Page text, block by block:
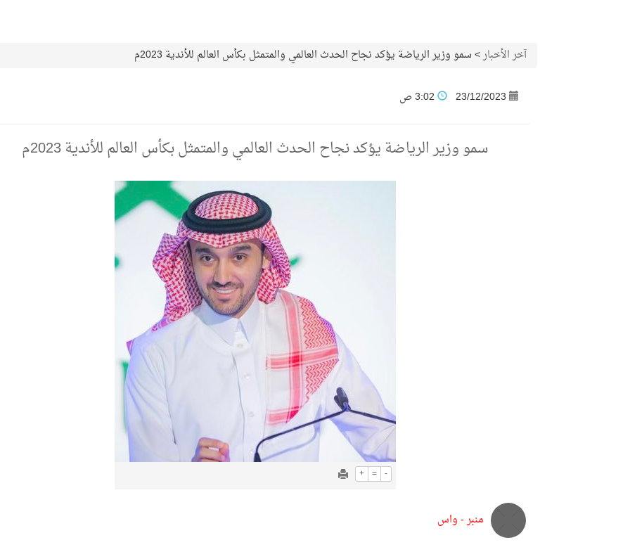
آخر الأخبار>سمو وزير الرياضة يؤكد نجاح الحدث العالمي والمتمثل بكأس العالم للأندية 2023م
23/12/2023
سمو وزير الرياضة يؤكد نجاح الحدث العالمي والمتمثل بكأس العالم للأندية 2023م
+ = -
منبر - واس